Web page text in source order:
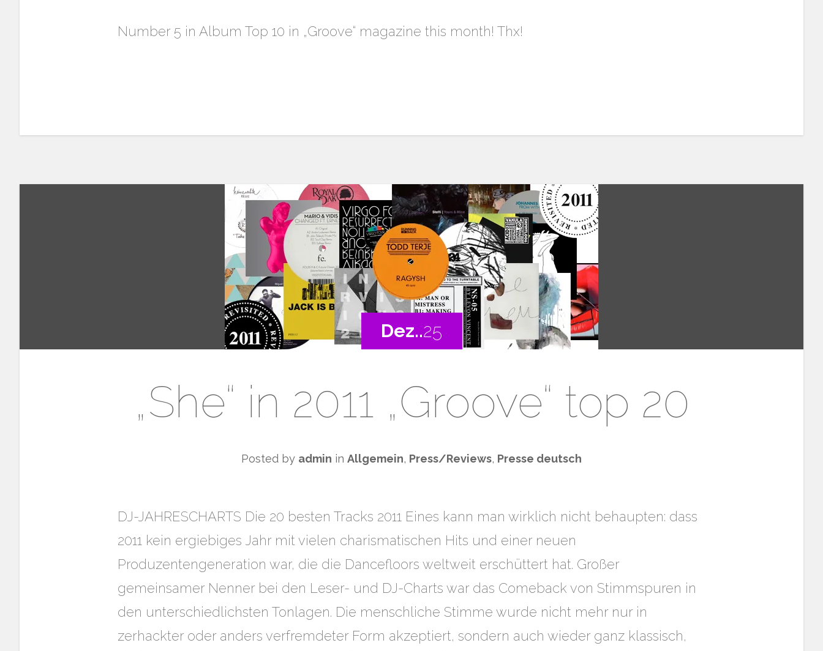
Number 5 in Album Top 10 in „Groove“ magazine this month! Thx!
Dez..25
„She“ in 2011 „Groove“ top 20
Posted by admin in Allgemein, Press/Reviews, Presse deutsch
DJ-JAHRESCHARTS Die 20 besten Tracks 2011 Eines kann man wirklich nicht behaupten: dass
2011 kein ergiebiges Jahr mit vielen charismatischen Hits und einer neuen
Produzentengeneration war, die die Dancefloors weltweit erschüttert hat. Großer
gemeinsamer Nenner bei den Leser- und DJ-Charts war das Comeback von Stimmspuren in
den unterschiedlichsten Tonlagen. Die menschliche Stimme wurde nicht mehr nur in
zerhackter oder anders verfremdeter Form akzeptiert, sondern auch wieder ganz klassisch,